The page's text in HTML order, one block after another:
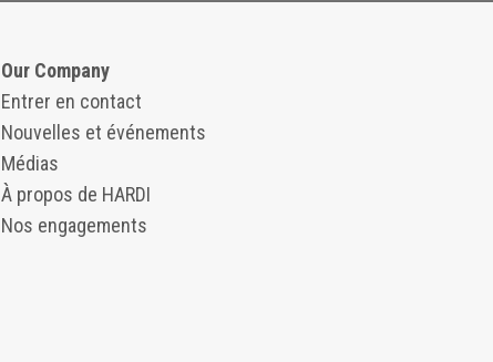
Our Company
Entrer en contact
Nouvelles et événements
Médias
À propos de HARDI
Nos engagements